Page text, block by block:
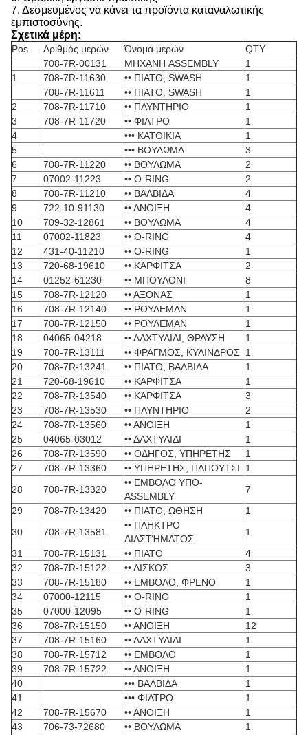
7. Δεσμευμένος να κάνει τα προϊόντα καταναλωτικής
εμπιστοσύνης.
Σχετικά μέρη:
Pos. Αριθμός μερών Όνομα μερών
QTY
708-7R-00131
ΜΗΧΑΝΗ ASSEMBLY
1
1
708-7R-11630 •• ΠΙΑΤΟ, SWASH
1
708-7R-11611
•• ΠΙΑΤΟ, SWASH
1
2
708-7R-11710 •• ΠΛΥΝΤΗΡΙΟ
1
3
708-7R-11720 •• ΦΙΛΤΡΟ
1
4
••• ΚΑΤΟΙΚΙΑ
1
5
••• ΒΟΥΛΩΜΑ
3
6
708-7R-11220 •• ΒΟΥΛΩΜΑ
2
7
07002-11223 •• O-RING
2
8
708-7R-11210 •• ΒΑΛΒΙΔΑ
4
9
722-10-91130 •• ΑΝΟΙΞΗ
4
10
709-32-12861 •• ΒΟΥΛΩΜΑ
4
11
07002-11823 •• O-RING
4
12
431-40-11210 •• O-RING
1
13
720-68-19610 •• ΚΑΡΦΙΤΣΑ
2
14
01252-61230 •• ΜΠΟΥΛΟΝΙ
8
15
708-7R-12120 •• ΑΞΟΝΑΣ
1
16
708-7R-12140 •• ΡΟΥΛΕΜΑΝ
1
17
708-7R-12150 •• ΡΟΥΛΕΜΑΝ
1
18
04065-04218 •• ΔΑΧΤΥΛΙΔΙ, ΘΡΑΥΣΗ
1
19
708-7R-13111 •• ΦΡΑΓΜΟΣ, ΚΥΛΙΝΔΡΟΣ
1
20
708-7R-13241 •• ΠΙΑΤΟ, ΒΑΛΒΙΔΑ
1
21
720-68-19610 •• ΚΑΡΦΙΤΣΑ
1
22
708-7R-13540 •• ΚΑΡΦΙΤΣΑ
3
23
708-7R-13530 •• ΠΛΥΝΤΗΡΙΟ
2
24
708-7R-13560 •• ΑΝΟΙΞΗ
1
25
04065-03012 •• ΔΑΧΤΥΛΙΔΙ
1
26
708-7R-13590 •• ΟΔΗΓΟΣ, ΥΠΗΡΕΤΗΣ
1
27
708-7R-13360 •• ΥΠΗΡΕΤΗΣ, ΠΑΠΟΥΤΣΙ
1
28
708-7R-13320
•• ΕΜΒΟΛΟ ΥΠΟ-
ASSEMBLY
7
29
708-7R-13420 •• ΠΙΑΤΟ, ΩΘΗΣΗ
1
30
708-7R-13581
•• ΠΛΗΚΤΡΟ
ΔΙΑΣΤΉΜΑΤΟΣ
1
31
708-7R-15131 •• ΠΙΑΤΟ
4
32
708-7R-15122 •• ΔΙΣΚΟΣ
3
33
708-7R-15180 •• ΕΜΒΟΛΟ, ΦΡΕΝΟ
1
34
07000-12115 •• O-RING
1
35
07000-12095 •• O-RING
1
36
708-7R-15150 •• ΑΝΟΙΞΗ
12
37
708-7R-15160 •• ΔΑΧΤΥΛΙΔΙ
1
38
708-7R-15712 •• ΕΜΒΟΛΟ
1
39
708-7R-15722 •• ΑΝΟΙΞΗ
1
40
••• ΒΑΛΒΙΔΑ
1
41
••• ΦΙΛΤΡΟ
1
42
708-7R-15670 •• ΑΝΟΙΞΗ
1
43
706-73-72680 •• ΒΟΥΛΩΜΑ
1